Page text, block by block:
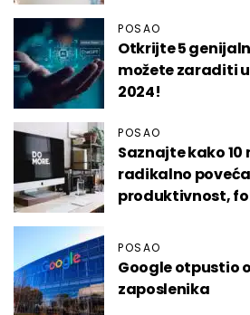
POSAO
Otkrijte 5
možete zaraditi
2024!
POSAO
Saznajte kako
radikalno
produktivnost,
POSAO
Google otpustio
zaposlenika